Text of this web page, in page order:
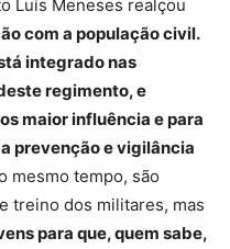
Luís Meneses realçou
com a população civil.
integrado nas
regimento, e
maior influência e para
prevenção e vigilância
mesmo tempo, são
treino dos militares, mas
para que, quem sabe,